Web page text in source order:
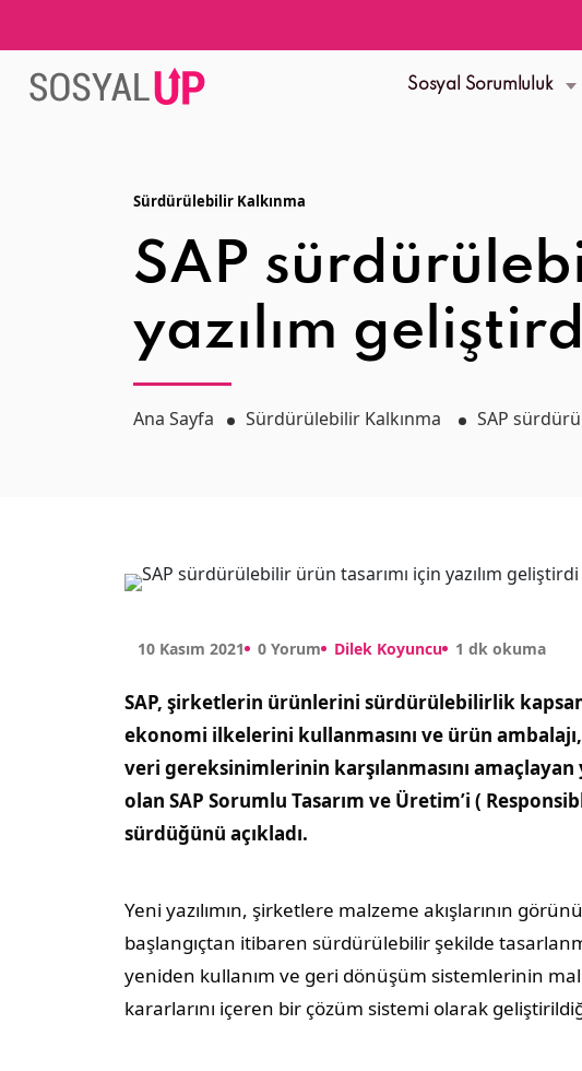
Sosyal Sorumluluk
Sürdürülebilir Kalkınma
SAP
yazılım
Ana Sayfa Sürdürülebilir Kalkınma SAP
10 Kasım 2021 0 Yorum Dilek Koyuncu 1 dk okuma
SAP, şirketlerin ürünlerini sürdürülebilirlik
ekonomi ilkelerini kullanmasını ve ürün
veri gereksinimlerinin karşılanmasını amaçlayan
olan SAP Sorumlu Tasarım ve Üretim’i (
sürdüğünü açıkladı.
Yeni yazılımın, şirketlere malzeme akışlarının
başlangıçtan itibaren sürdürülebilir şekilde
yeniden kullanım ve geri dönüşüm sistemlerinin
kararlarını içeren bir çözüm sistemi olarak